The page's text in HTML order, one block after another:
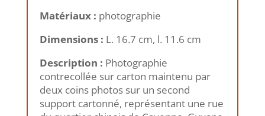
Matériaux : photographie
Dimensions : L. 16.7 cm, l. 11.6 cm
Description : Photographie
contrecollée sur carton maintenu par
deux coins photos sur un second
support cartonné, représentant une rue